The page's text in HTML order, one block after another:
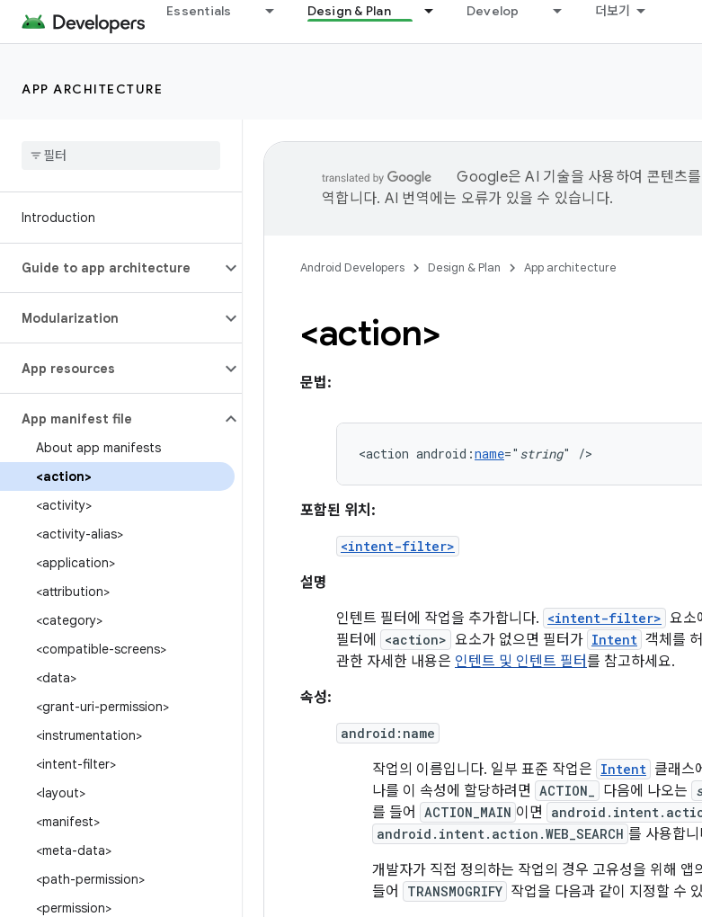
Essentials Design & Plan Develop 더보기
APP ARCHITECTURE
Introduction
Guide to app architecture
Modularization
App resources
App manifest file
About app manifests
<action>
<activity>
<activity-alias>
<application>
<attribution>
<category>
<compatible-screens>
<data>
<grant-uri-permission>
<instrumentation>
<intent-filter>
<layout>
<manifest>
<meta-data>
<path-permission>
<permission>
Google은 AI 기술을 사용하여 콘텐츠
역합니다. AI 번역에는 오류가 있을 수 있습니다.
Android Developers Design & Plan App architecture
<action>
문법:
<action android:name=" string" />
포함된 위치:
<intent-filter>
설명
인텐트 필터에 작업을 추가합니다. <intent-filter> 요소
필터에
<action> 요소가 없으면 필터가 Intent 객체를
관한 자세한 내용은 인텐트 및 인텐트 필터를 참고하세요.
속성:
android:name
작업의 이름입니다. 일부 표준 작업은 Intent 클래스
나를 이 속성에 할당하려면 ACTION_ 다음에 나오는
를 들어
ACTION_MAIN 이면
android.intent.action.WEB_SEARCH 를 사용합니
개발자가 직접 정의하는 작업의 경우 고유성을 위해
들어
TRANSMOGRIFY 작업을 다음과 같이 지정할 수